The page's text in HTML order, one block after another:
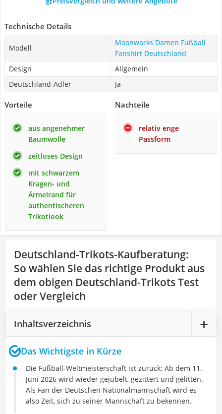
Technische Details
Modell
Moonworks Damen Fußball
Fanshirt Deutschland
Design
Allgemein
Deutschland-Adler
Ja
Vorteile
aus angenehmer
Baumwolle
zeitloses Design
mit schwarzem
Kragen- und
Ärmelrand für
authentischeren
Trikotlook
Nachteile
relativ enge
Passform
Deutschland-Trikots-Kaufberatung:
So wählen Sie das richtige Produkt aus
dem obigen Deutschland-Trikots Test
oder Vergleich
Inhaltsverzeichnis
Das Wichtigste in Kürze
Die Fußball-Weltmeisterschaft ist zurück: Ab dem 11.
Juni 2026 wird wieder gejubelt, gezittert und gelitten.
Als Fan der Deutschen Nationalmannschaft wird es
also Zeit, sich zu seiner Mannschaft zu bekennen.